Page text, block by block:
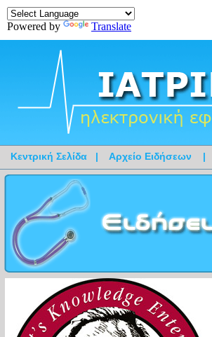
Powered by Translate
Κεντρική Σελίδα | Αρχείο Ειδήσεων |